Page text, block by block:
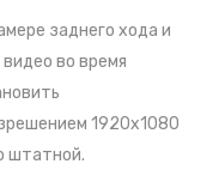
заднего хода и
во время
1920x1080
штатной.